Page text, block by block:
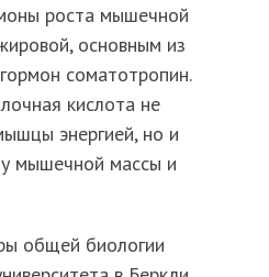
роста мышечной
основным из
соматотропин.
кислота не
энергией, но и
мышечной массы и
общей биологии